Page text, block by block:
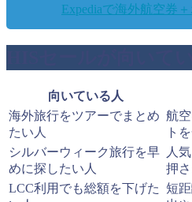
Expediaで海外航空券
向いている人
海外旅行をツアーでまとめ
たい人
航
ト
シルバーウィーク旅行を早
めに探したい人
人
押
LCC利用でも総額を下げた 短